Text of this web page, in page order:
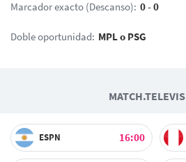
Marcador exacto (Descanso): 0 - 0
Doble oportunidad: MPL o PSG
ESPN 16:00